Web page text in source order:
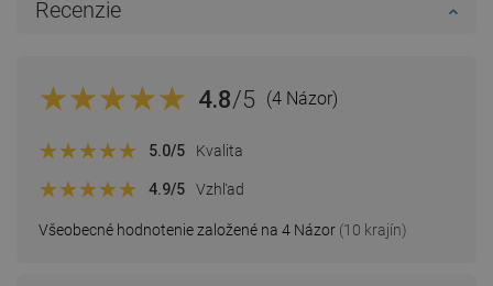
Recenzie
4.8/5 (4 Názor)
Všeobecné hodnotenie založené na 4 Názor (10 krajín)
5.0/5 Kvalita
4.9/5 Vzhľad